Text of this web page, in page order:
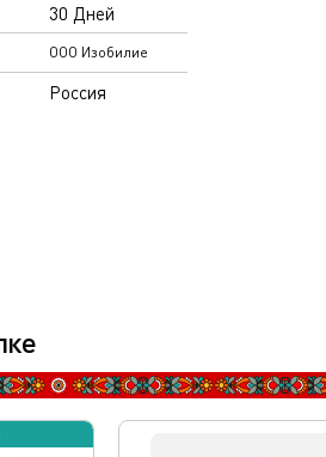
30 Дней
ООО Изобилие
Россия